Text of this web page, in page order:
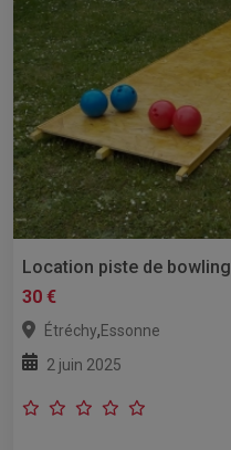
Location piste de bowling
30 €
Étréchy,Essonne
2 juin 2025